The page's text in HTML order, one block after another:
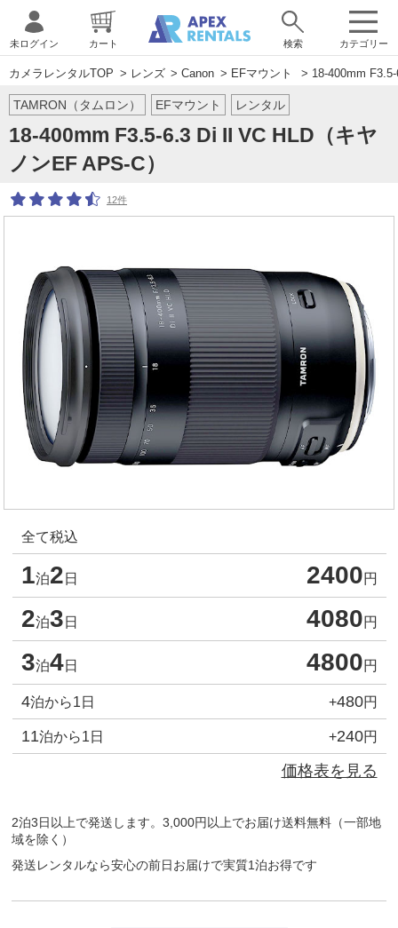
カテゴリー
未ログイン カート 検索
カメラレンタルTOP > レンズ > Canon > EFマウント > 18-400mm
TAMRON（タムロン）
18-400mm F3.5-6.3 Di II VC HLD（キヤ
ノンEF APS-C）
EFマウント レンタル
12件
全て税込
1泊2 日 2400円
2泊3 日 4080円
3泊4日 4800円
4泊から1日 +480円
11泊から1日 +240円
価格表を見る
2泊3日以上で発送します。3,000円以上でお届け送料無料（一部地
域を除く）
発送レンタルなら安心の前日お届けで実質1泊お得です